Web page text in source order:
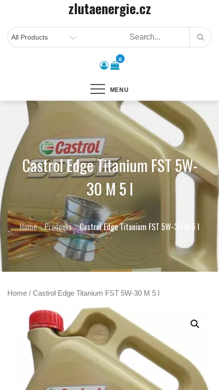
content
zlutaenergie.cz
0
MENU
Castrol Edge Titanium FST 5W-
30 M 5 l
Home Products Castrol Edge Titanium FST 5W-30 M 5 l
Home / Castrol Edge Titanium FST 5W-30 M 5 l